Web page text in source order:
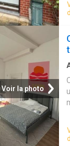
Voir la photo